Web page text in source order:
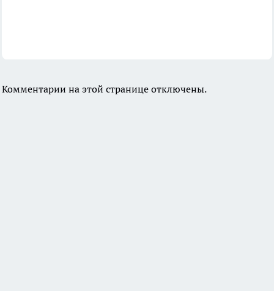
Комментарии на этой странице отключены.